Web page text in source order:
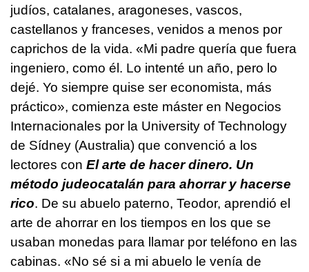
judíos, catalanes, aragoneses, vascos,
castellanos y franceses, venidos a menos por
caprichos de la vida. «Mi padre quería que fuera
ingeniero, como él. Lo intenté un año, pero lo
dejé. Yo siempre quise ser economista, más
práctico», comienza este máster en Negocios
Internacionales por la University of Technology
de Sídney (Australia) que convenció a los
lectores con El arte de hacer dinero. Un
método judeocatalán para ahorrar y hacerse
rico. De su abuelo paterno, Teodor, aprendió el
arte de ahorrar en los tiempos en los que se
usaban monedas para llamar por teléfono en las
cabinas. «No sé si a mi abuelo le venía de